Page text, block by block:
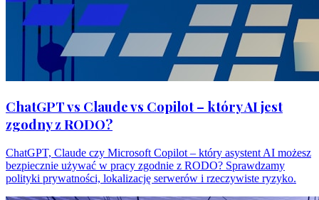
ChatGPT vs Claude vs Copilot – który AI jest
zgodny z RODO?
ChatGPT, Claude czy Microsoft Copilot – który asystent AI możesz
bezpiecznie używać w pracy zgodnie z RODO? Sprawdzamy
polityki prywatności, lokalizację serwerów i rzeczywiste ryzyko.